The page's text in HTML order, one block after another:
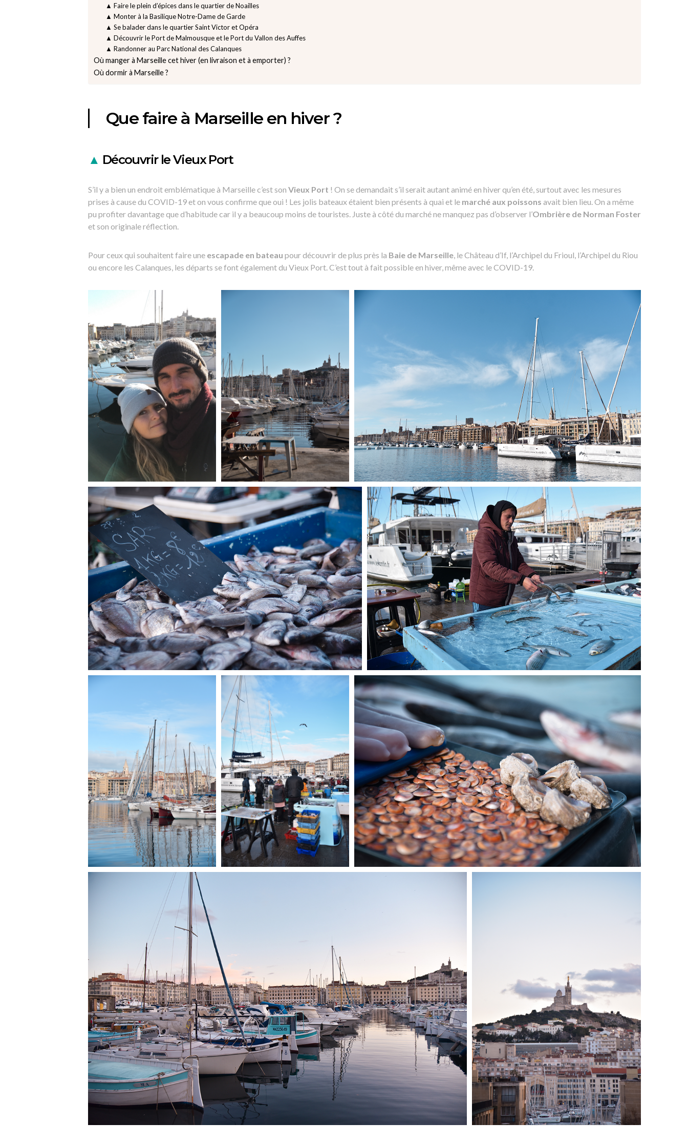
▲ Faire le plein d’épices dans le quartier de Noailles
▲ Monter à la Basilique Notre-Dame de Garde
▲ Se balader dans le quartier Saint Victor et Opéra
▲ Découvrir le Port de Malmousque et le Port du Vallon des Auffes
▲ Randonner au Parc National des Calanques
Où manger à Marseille cet hiver (en livraison et à emporter) ?
Où dormir à Marseille ?
Que faire à Marseille en hiver ?
▲ Découvrir le Vieux Port
S’il y a bien un endroit emblématique à Marseille c’est son Vieux Port ! On se demandait s’il serait autant animé en hiver qu’en été, surtout avec les mesures
prises à cause du COVID-19 et on vous confirme que oui ! Les jolis bateaux étaient bien présents à quai et le marché aux poissons avait bien lieu. On a même
pu profiter davantage que d’habitude car il y a beaucoup moins de touristes. Juste à côté du marché ne manquez pas d’observer l’Ombrière de Norman Foster
et son originale réflection.
Pour ceux qui souhaitent faire une escapade en bateau pour découvrir de plus près la Baie de Marseille, le Château d’If, l’Archipel du Frioul, l’Archipel du Riou
ou encore les Calanques, les départs se font également du Vieux Port. C’est tout à fait possible en hiver, même avec le COVID-19.